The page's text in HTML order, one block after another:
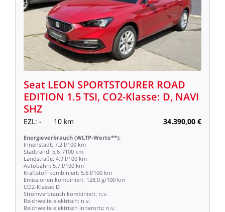
Seat LEON SPORTSTOURER ROAD
EDITION 1.5TSI, CO2-Klasse: D, NAVI
SHZ
EZL: - 10 km 34.390,00 €
Energieverbrauch (WLTP-Werte**):
Innenstadt: 7,2 l/100 km
Stadtrand: 5,6 l/100 km
Landstraße: 4,9 l/100 km
Autobahn: 5,7 l/100 km
Kraftstoff kombiniert: 5,6 l/100 km
Emissionen kombiniert: 128,0 g/100 km
CO2-Klasse: D
Stromverbrauch kombiniert: n.v.
Reichweite elektrisch: n.v.
Reichweite elektrisch innerorts: n.v.